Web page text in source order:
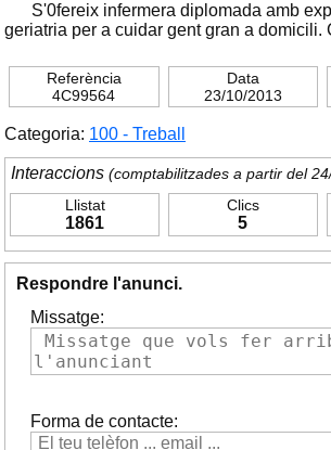
S'0fereix infermera diplomada amb
geriatria per a cuidar gent gran a domicili.
Referència
4C99564
Data
23/10/2013
Categoria: 100 - Treball
Interaccions (comptabilitzades a partir del
Llistat
1861
Clics
5
Respondre l'anunci.
Missatge:
Forma de contacte: